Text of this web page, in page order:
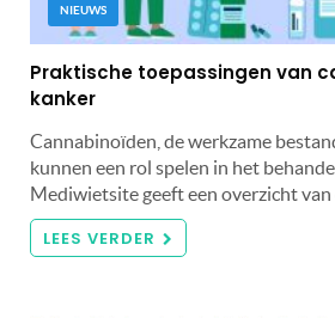
NIEUWS
Praktische toepassingen van
kanker
Cannabinoïden, de werkzame
kunnen een rol spelen in het
Mediwietsite geeft een overzicht van
LEES VERDER